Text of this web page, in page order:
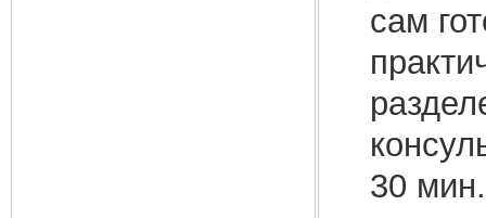
сам
30 мин.